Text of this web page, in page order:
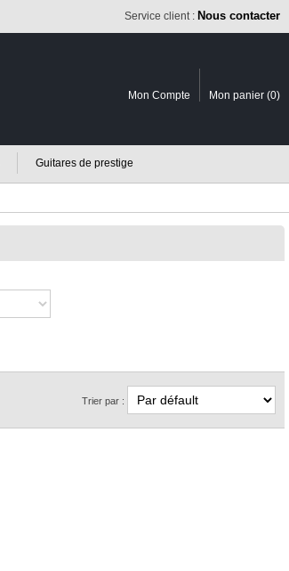
Service client : Nous contacter
Mon Compte Mon panier (0)
Guitares de prestige
Trier par :